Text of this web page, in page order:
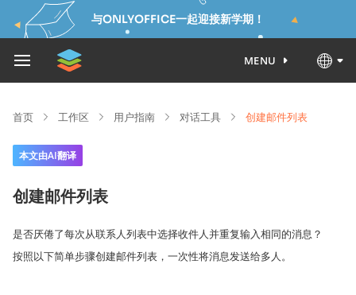
与ONLYOFFICE一起迎接新学期！
MENU
首页 工作区 用户指南 对话工具 创建邮件列表
本文由AI翻译
创建邮件列表
是否厌倦了每次从联系人列表中选择收件人并重复输入相同的消息？
按照以下简单步骤创建邮件列表，一次性将消息发送给多人。